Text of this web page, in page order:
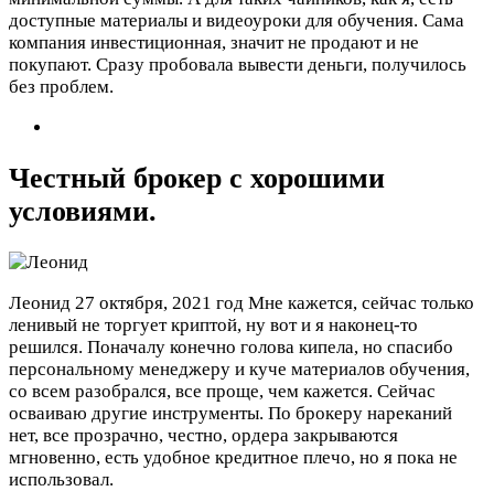
доступные материалы и видеоуроки для обучения. Сама
компания инвестиционная, значит не продают и не
покупают. Сразу пробовала вывести деньги, получилось
без проблем.
Честный брокер с хорошими
условиями.
Леонид 27 октября, 2021 год Мне кажется, сейчас только
ленивый не торгует криптой, ну вот и я наконец-то
решился. Поначалу конечно голова кипела, но спасибо
персональному менеджеру и куче материалов обучения,
со всем разобрался, все проще, чем кажется. Сейчас
осваиваю другие инструменты. По брокеру нареканий
нет, все прозрачно, честно, ордера закрываются
мгновенно, есть удобное кредитное плечо, но я пока не
использовал.